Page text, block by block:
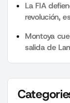
La FIA
revolución,
Montoya
salida de